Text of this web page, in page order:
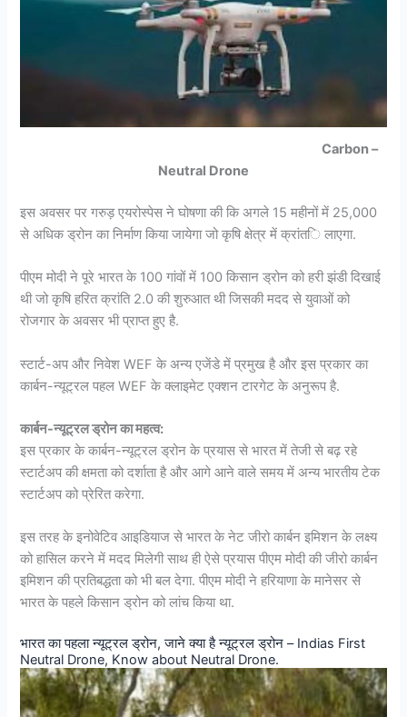
Carbon –
Neutral Drone
इस अवसर पर गरुड़ एयरोस्पेस ने घोषणा की कि अगले 15 महीनों में 25,000
से अधिक ड्रोन का निर्माण किया जायेगा जो कृषि क्षेत्र में क्रांति लाएगा.
पीएम मोदी ने पूरे भारत के 100 गांवों में 100 किसान ड्रोन को हरी झंडी दिखाई
थी जो कृषि हरित क्रांति 2.0 की शुरुआत थी जिसकी मदद से युवाओं को
रोजगार के अवसर भी प्राप्त हुए है.
स्टार्ट-अप और निवेश WEF के अन्य एजेंडे में प्रमुख है और इस प्रकार का
कार्बन-न्यूट्रल पहल WEF के क्लाइमेट एक्शन टारगेट के अनुरूप है.
कार्बन-न्यूट्रल ड्रोन का महत्व:
इस प्रकार के कार्बन-न्यूट्रल ड्रोन के प्रयास से भारत में तेजी से बढ़ रहे
स्टार्टअप की क्षमता को दर्शाता है और आगे आने वाले समय में अन्य भारतीय टेक
स्टार्टअप को प्रेरित करेगा.
इस तरह के इनोवेटिव आइडियाज से भारत के नेट जीरो कार्बन इमिशन के लक्ष्य
को हासिल करने में मदद मिलेगी साथ ही ऐसे प्रयास पीएम मोदी की जीरो कार्बन
इमिशन की प्रतिबद्धता को भी बल देगा. पीएम मोदी ने हरियाणा के मानेसर से
भारत के पहले किसान ड्रोन को लांच किया था.
भारत का पहला न्यूट्रल ड्रोन, जाने क्या है न्यूट्रल ड्रोन – Indias First
Neutral Drone, Know about Neutral Drone.